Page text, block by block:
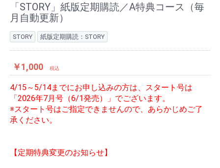
「STORY」紙版定期購読／A特典コース（毎
月自動更新）
STORY 紙版定期購読：STORY
￥1,000 税込
4/15～5/14までにお申し込みの方は、スタート号は
「2026年7月号（6/1発売）」でございます。
※スタート号はご指定できませんので、あらかじめご了
承ください。
【定期特典変更のお知らせ】